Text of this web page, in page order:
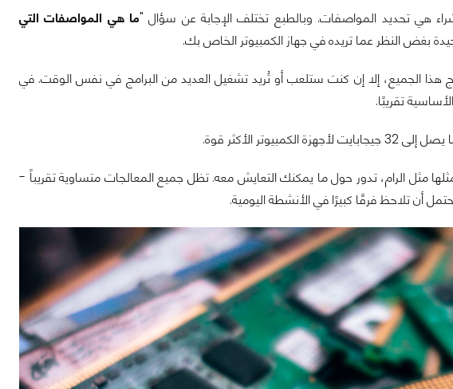
هي تحديد المواصفات. وبالطبع تختلف الإجابة عن سؤال "ما هي المواصفات التي
بغض النظر عما تريده في جهاز الكمبيوتر الخاص بك.
هذا الجميع، إلا إن كنت ستلعب أو تُريد تشغيل العديد من البرامج في نفس الوقت. في
مثل الرام، تدور حول ما يمكنك التعايش معه. تظل جميع المعالجات متساوية تقريباً -